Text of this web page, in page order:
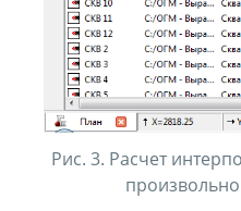
Рис. 3. Расчет